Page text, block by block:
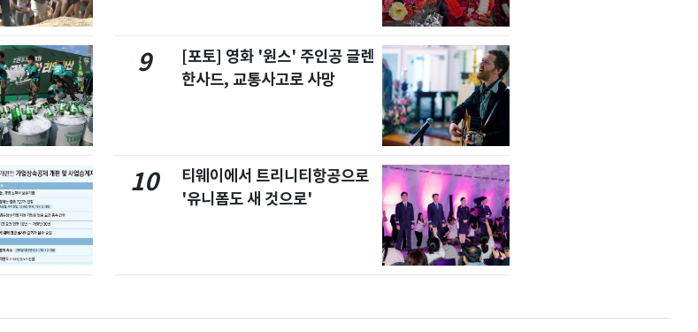
9
[포토] 영화 '원스' 주인공 글렌
한사드, 교통사고로 사망
10
티웨이에서 트리니티항공으로
'유니폼도 새 것으로'